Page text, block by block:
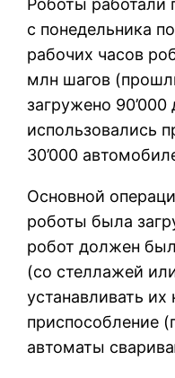
Роботы работали
с понедельника
рабочих часов
млн шагов
загружено
использовались
30’000
Основной
роботы была
робот должен
(со стеллажей
устанавливать их
приспособление
автоматы